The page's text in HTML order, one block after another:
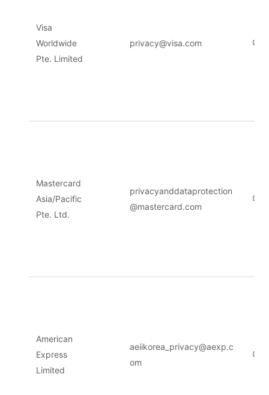
Visa
Worldwide
Pte. Limited
privacy@visa.com 미국
Mastercard
Asia/Pacific
Pte. Ltd.
privacyanddataprotection
@mastercard.com
미국
American
Express
Limited
aeiikorea_privacy@aexp.c
om
미국